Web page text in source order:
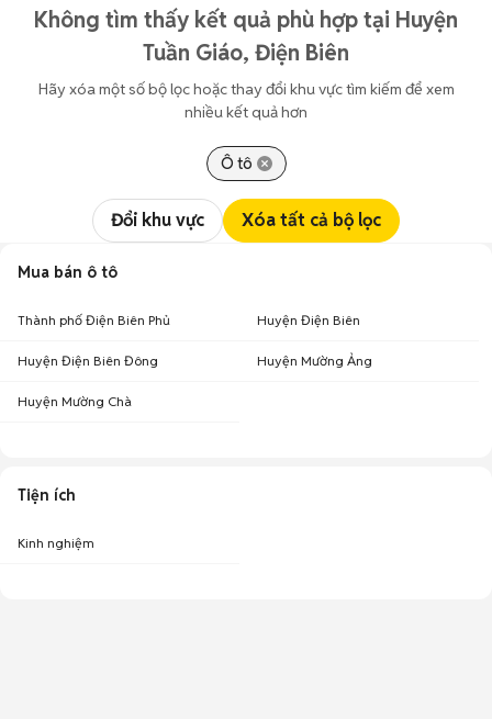
Không tìm thấy kết quả phù hợp tại Huyện
Tuần Giáo, Điện Biên
Hãy xóa một số bộ lọc hoặc thay đổi khu vực tìm kiếm để xem
nhiều kết quả hơn
Ô tô
Đổi khu vực Xóa tất cả bộ lọc
Mua bán ô tô
Thành phố Điện Biên Phủ Huyện Điện Biên
Huyện Điện Biên Đông Huyện Mường Ảng
Huyện Mường Chà
Tiện ích
Kinh nghiệm